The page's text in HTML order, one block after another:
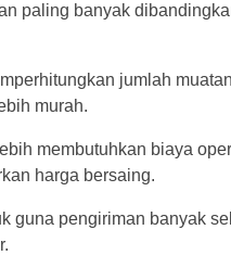
paling banyak
jumlah
murah.
membutuhkan biaya
harga bersaing.
guna pengiriman banyak